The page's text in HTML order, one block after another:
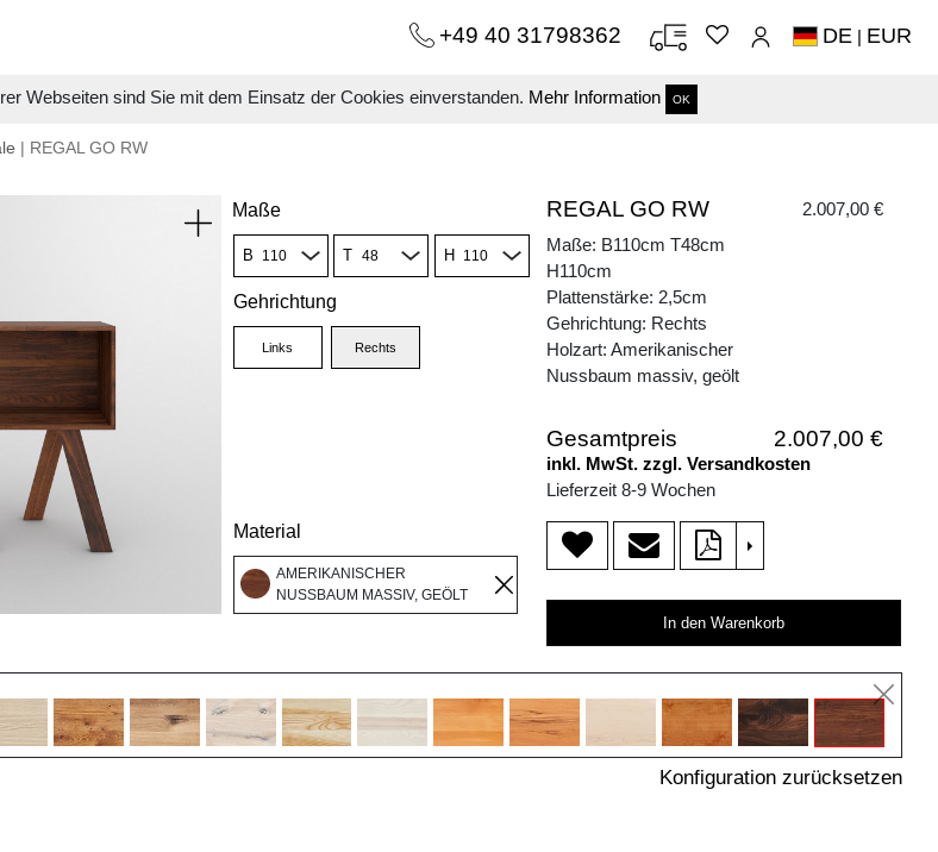
Webseiten sind Sie mit dem Einsatz der Cookies einverstanden. Mehr Information OK
+49 40 31798362 DE | EUR
| REGAL GO RW
Maße
B T H
Gehrichtung
Links Rechts
Material
AMERIKANISCHER
NUSSBAUM MASSIV, GEÖLT
REGAL GO RW
2.007,00 €
Maße: B110cm T48cm
H110cm
Plattenstärke: 2,5cm
Gehrichtung: Rechts
Holzart: Amerikanischer
Nussbaum massiv, geölt
Gesamtpreis 2.007,00 €
inkl. MwSt. zzgl. Versandkosten
Lieferzeit 8-9 Wochen
>
In den Warenkorb
Konfiguration zurücksetzen